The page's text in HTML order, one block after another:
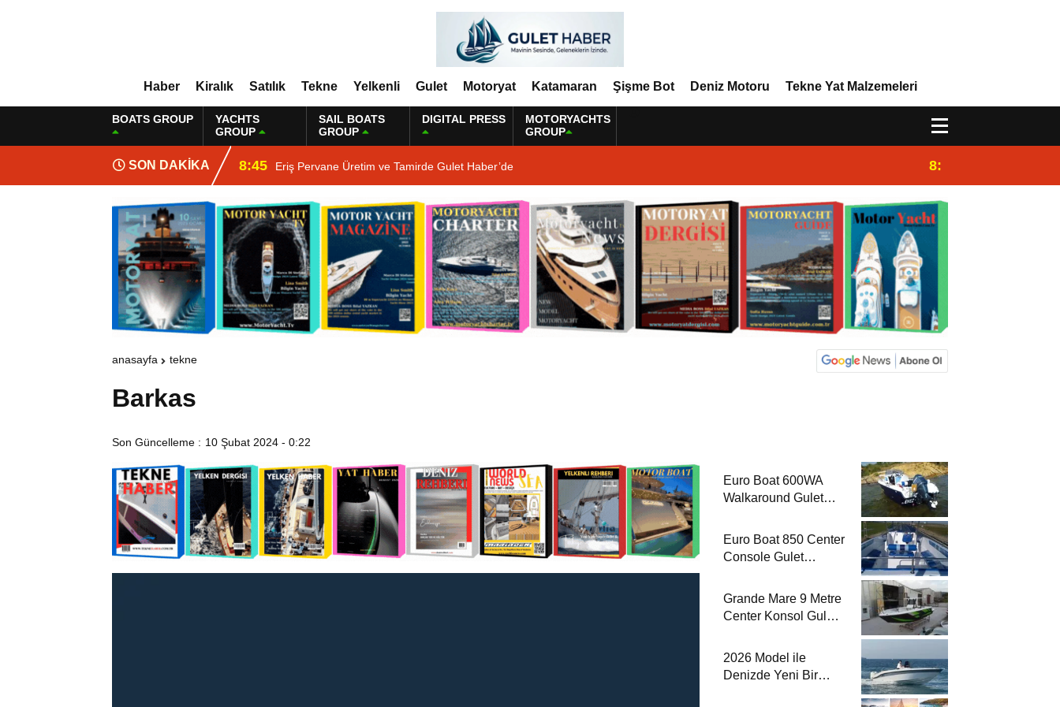
Haber Kiralık Satılık Tekne Yelkenli Gulet Motoryat Katamaran Şişme Bot Deniz Motoru Tekne Yat Malzemeleri
BOATS GROUP
YACHTS
GROUP
SAIL BOATS
GROUP
DIGITAL PRESS
MOTORYACHTS
GROUP
SON DAKİKA 8:45 Eriş Pervane Üretim ve Tamirde Gulet Haber’de 8:29
anasayfa tekne
Barkas
Son Güncelleme : 10 Şubat 2024 - 0:22
Euro Boat 600WA
Walkaround Gulet
Euro Boat 850 Center
Console Gulet
Grande Mare 9 Metre
Center Konsol Gulet
2026 Model ile
Denizde Yeni Bir